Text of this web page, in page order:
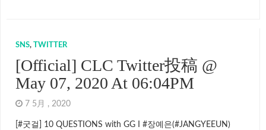
SNS, TWITTER
[Official] CLC Twitter投稿 @
May 07, 2020 At 06:04PM
7 5月 , 2020
[#굿걸] 10 QUESTIONS with GG I #장예은(#JANGYEEUN)